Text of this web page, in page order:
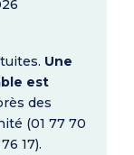
Une
est
des
(01 77 70
17).